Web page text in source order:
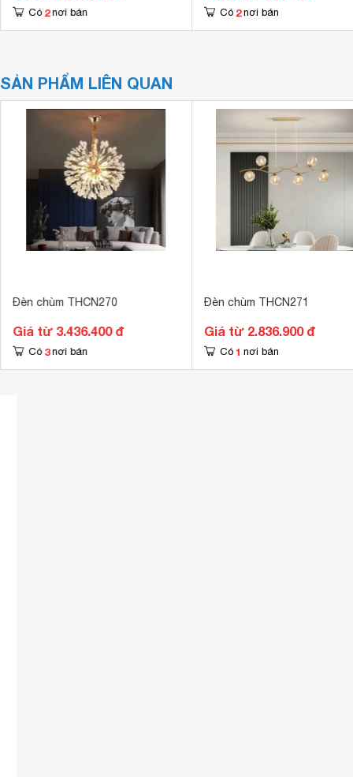
Có 2 nơi bán Có 2 nơi bán
SẢN PHẨM LIÊN QUAN
Đèn chùm THCN270
Giá từ 3.436.400 đ
Có 3 nơi bán
Đèn chùm THCN271
Giá từ 2.836.900 đ
Có 1 nơi bán